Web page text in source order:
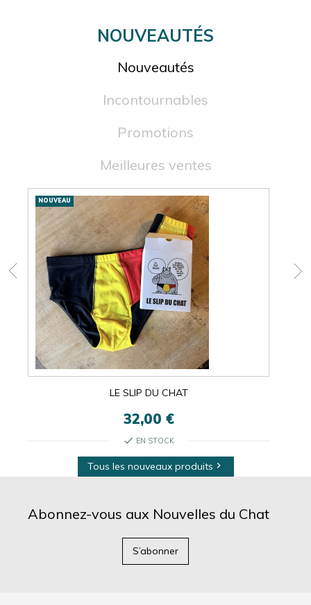
NOUVEAUTÉS
Nouveautés
Incontournables
Promotions
Meilleures ventes
Nouveautés
NOUVEAU
LE SLIP DU CHAT
32,00 €
check EN STOCK
Tous les nouveaux produits 
Abonnez-vous aux Nouvelles du Chat
S’abonner